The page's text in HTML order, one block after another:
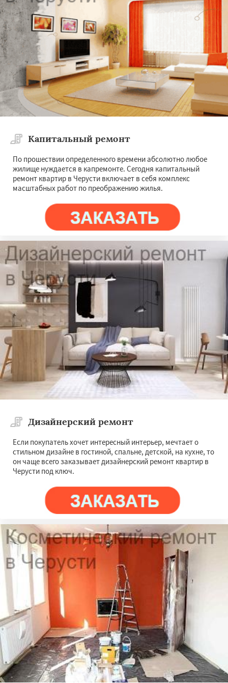
Капитальный ремонт
По прошествии определенного времени абсолютно любое
жилище нуждается в капремонте. Сегодня капитальный
ремонт квартир в Черусти включает в себя комплекс
масштабных работ по преображению жилья.
Дизайнерский ремонт
Если покупатель хочет интересный интерьер, мечтает о
стильном дизайне в гостиной, спальне, детской, на кухне, то
он чаще всего заказывает дизайнерский ремонт квартир в
Черусти под ключ.